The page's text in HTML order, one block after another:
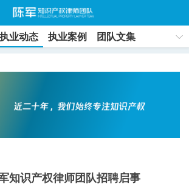
执业动态 执业案例
团队文集
知识产权律师团队招聘启事